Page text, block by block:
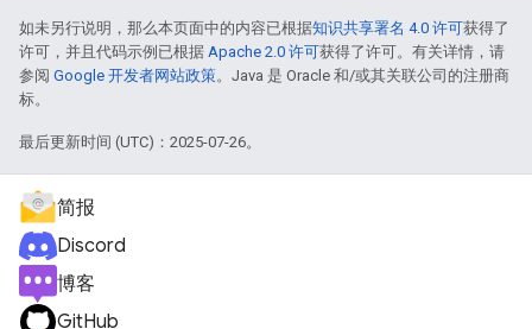
如未另行说明，那么本页面中的内容已根据知识共享署名 4.0 许可获得了
许可，并且代码示例已根据 Apache 2.0 许可获得了许可。有关详情，请
参阅 Google 开发者网站政策。Java 是 Oracle 和/或其关联公司的注册商
标。
最后更新时间 (UTC)：2025-07-26。
简报
Discord
博客
GitHub